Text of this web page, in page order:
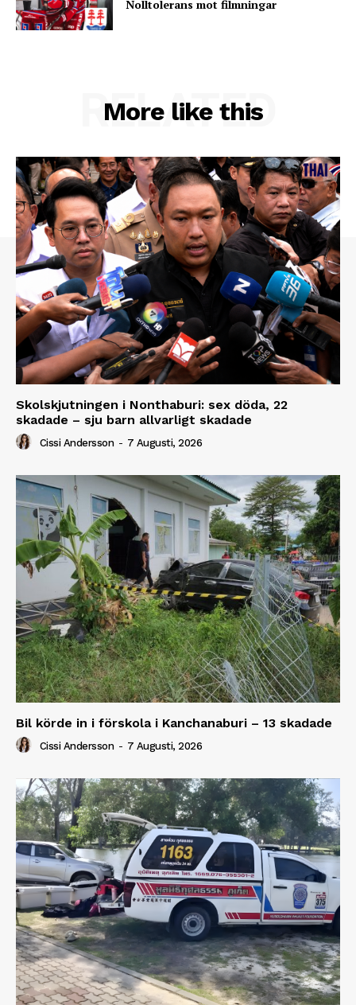
Nolltolerans mot filmningar
More like this
RELATED
Skolskjutningen i Nonthaburi: sex döda, 22
skadade – sju barn allvarligt skadade
Cissi Andersson - 7 Augusti, 2026
Bil körde in i förskola i Kanchanaburi – 13 skadade
Cissi Andersson - 7 Augusti, 2026